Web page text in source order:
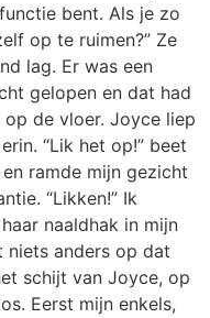
bent. Als je zo
op te ruimen?” Ze
lag. Er was een
gelopen en dat had
de vloer. Joyce liep
“Lik het op!” beet
ramde mijn gezicht
“Likken!” Ik
naaldhak in mijn
niets anders op dat
schijt van Joyce, op
Eerst mijn enkels,